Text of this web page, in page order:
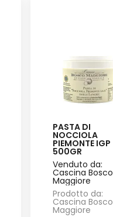
PASTA DI
NOCCIOLA
PIEMONTE IGP
500GR
Venduto da:
Cascina Bosco
Maggiore
Prodotto da:
Cascina Bosco
Maggiore